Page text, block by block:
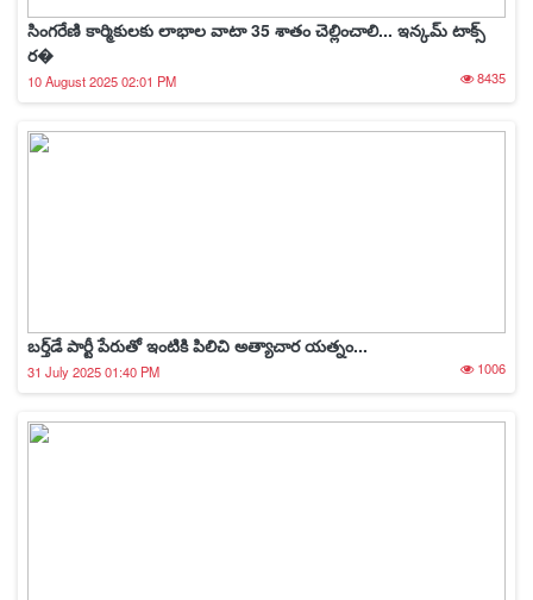
సింగరేణి కార్మికులకు లాభాల వాటా 35 శాతం చెల్లించాలి... ఇన్కమ్ టాక్స్
ర�
10 August 2025 02:01 PM 8435
బర్త్‌డే పార్టీ పేరుతో ఇంటికి పిలిచి అత్యాచార యత్నం...
31 July 2025 01:40 PM 1006